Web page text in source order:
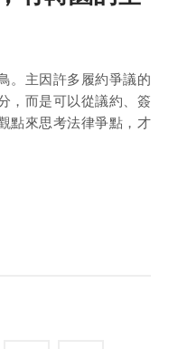
。主因許多履約爭議的
，而是可以從議約、簽
點來思考法律爭點，才